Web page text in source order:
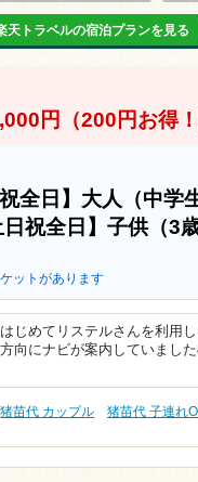
天トラベルの宿泊プランを見る
円（200円お得！
祝全日】大人（中学
日祝全日】子供（3
ットがあります
じめてリステルさんを利用
向にナビが案内していまし
猪苗代 カップル 猪苗代 子連れ